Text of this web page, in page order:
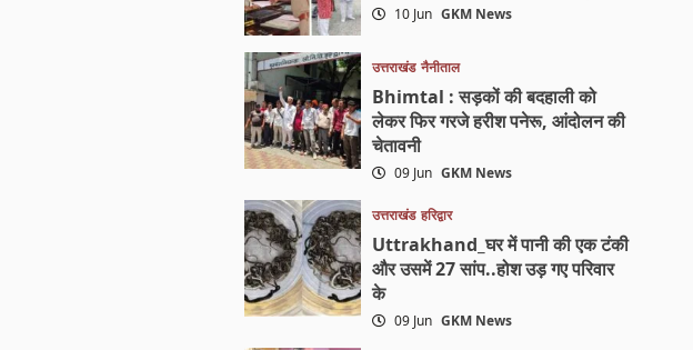
10 Jun GKM News
उत्तराखंड नैनीताल
Bhimtal : सड़कों की बदहाली को
लेकर फिर गरजे हरीश पनेरू, आंदोलन की
चेतावनी
09 Jun GKM News
उत्तराखंड हरिद्वार
Uttrakhand_घर में पानी की एक टंकी
और उसमें 27 सांप..होश उड़ गए परिवार
के
09 Jun GKM News